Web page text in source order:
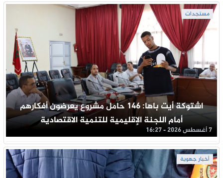
مستجدات
اشتوكة أيت باها: 146 حامل مشروع يعرضون أفكارهم
أمام اللجنة الإقليمية للتنمية الاقتصادية
7 أغسطس 2026 - 16:27
أخبار جهوية